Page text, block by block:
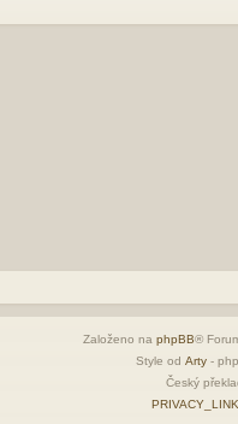
Založeno na phpBB®
Style od Arty -
Český
PRIVACY_LINK